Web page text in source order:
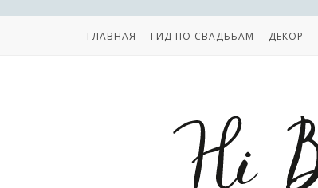
ГЛАВНАЯ ГИД ПО СВАДЬБАМ ДЕКОР